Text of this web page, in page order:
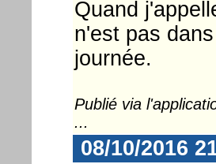
Quand
n'est pas
journée.
Publié via
...
08/10/2016